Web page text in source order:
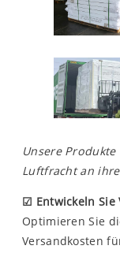
Unsere
Luftfracht an
☑ Entwickeln
Optimieren Sie
Versandkosten